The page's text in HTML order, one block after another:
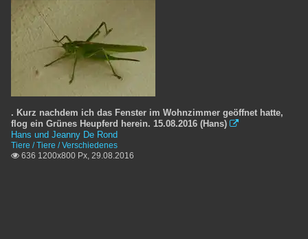
. Kurz nachdem ich das Fenster im Wohnzimmer geöffnet hatte,
flog ein Grünes Heupferd herein. 15.08.2016 (Hans) 
Hans und Jeanny De Rond
Tiere / Tiere / Verschiedenes
 636 1200x800 Px, 29.08.2016